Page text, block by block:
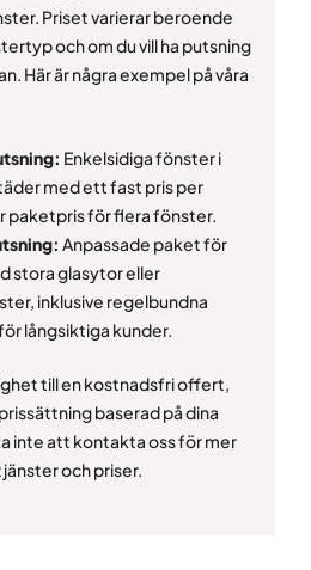
Priset varierar beroende
och om du vill ha putsning
Här är några exempel på våra
Enkelsidiga fönster i
med ett fast pris per
paketpris för flera fönster.
Anpassade paket för
stora glasytor eller
inklusive regelbundna
långsiktiga kunder.
till en kostnadsfri offert,
baserad på dina
inte att kontakta oss för mer
och priser.